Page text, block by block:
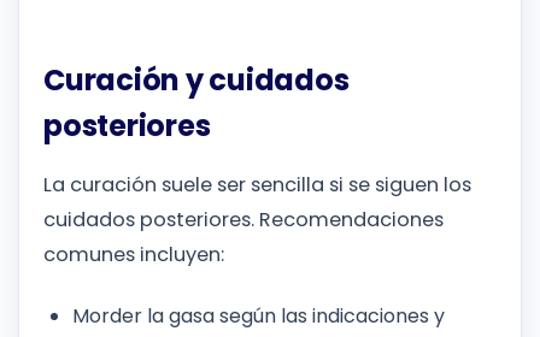
Curación y cuidados
posteriores
La curación suele ser sencilla si se siguen los
cuidados posteriores. Recomendaciones
comunes incluyen:
Morder la gasa según las indicaciones y